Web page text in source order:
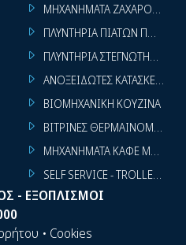
ΜΗΧΑΝΗΜΑΤΑ
ΠΛΥΝΤΗΡΙΑ ΠΙΑΤΩΝ
ΠΛΥΝΤΗΡΙΑ ΣΤΕΓΝΩΤΗΡΙΑ
ΑΝΟΞΕΙΔΩΤΕΣ ΚΑΤΑΣΚΕΥΕΣ
ΒΙΟΜΗΧΑΝΙΚΗ ΚΟΥΖΙΝΑ
ΒΙΤΡΙΝΕΣ ΘΕΡΜΑΙΝΟΜΕΝΕΣ
ΜΗΧΑΝΗΜΑΤΑ ΚΑΦΕ ΜΠΑΡ
SELF SERVICE - TROLLEY -
- ΕΞΟΠΛΙΣΜΟΙ
• Cookies